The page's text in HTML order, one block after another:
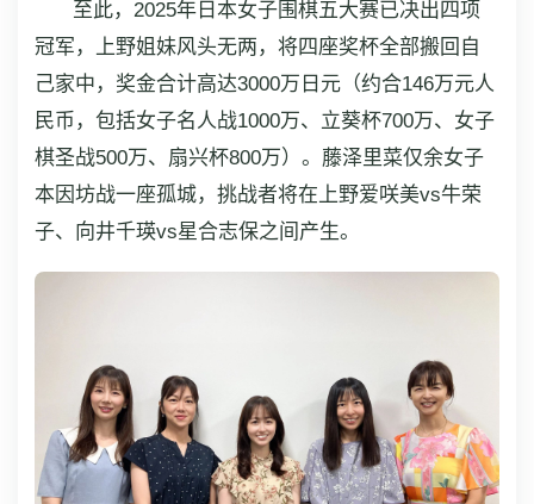
至此，2025年日本女子围棋五大赛已决出四项
冠军，上野姐妹风头无两，将四座奖杯全部搬回自
己家中，奖金合计高达3000万日元（约合146万元人
民币，包括女子名人战1000万、立葵杯700万、女子
棋圣战500万、扇兴杯800万）。藤泽里菜仅余女子
本因坊战一座孤城，挑战者将在上野爱咲美vs牛荣
子、向井千瑛vs星合志保之间产生。